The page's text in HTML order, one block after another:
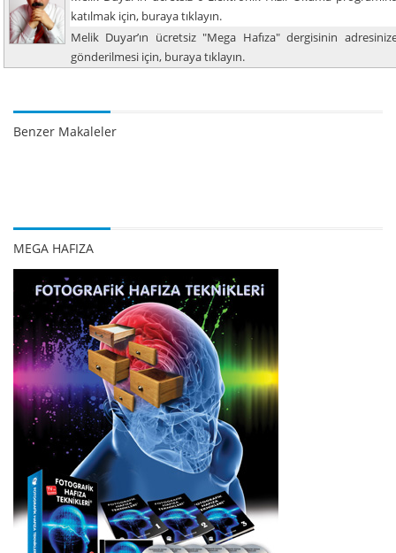
katılmak için, buraya tıklayın.
Melik Duyar’ın ücretsiz "Mega Hafıza" dergisinin
gönderilmesi için, buraya tıklayın.
Benzer Makaleler
MEGA HAFIZA